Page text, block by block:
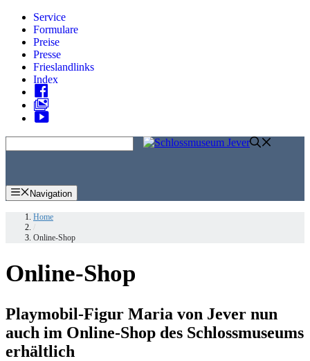
Zum
Inhalt
springen
Service
Formulare
Preise
Presse
Frieslandlinks
Index
to
Navigation
Home
Online-Shop
Online-Shop
Playmobil-Figur Maria von Jever nun
auch im Online-Shop des Schlossmuseums
erhältlich